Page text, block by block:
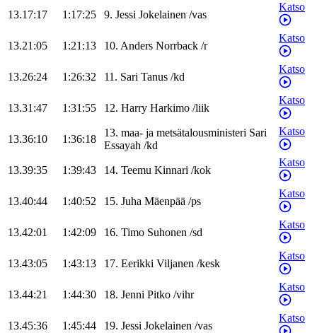
13.17:17 1:17:25 9. Jessi Jokelainen /vas
Katso
13.21:05 1:21:13 10. Anders Norrback /r
Katso
13.26:24 1:26:32 11. Sari Tanus /kd
Katso
13.31:47 1:31:55 12. Harry Harkimo /liik
Katso
13.36:10 1:36:18
13. maa- ja metsätalousministeri Sari
Essayah /kd
Katso
13.39:35 1:39:43 14. Teemu Kinnari /kok
Katso
13.40:44 1:40:52 15. Juha Mäenpää /ps
Katso
13.42:01 1:42:09 16. Timo Suhonen /sd
Katso
13.43:05 1:43:13 17. Eerikki Viljanen /kesk
Katso
13.44:21 1:44:30 18. Jenni Pitko /vihr
Katso
13.45:36 1:45:44 19. Jessi Jokelainen /vas
Katso